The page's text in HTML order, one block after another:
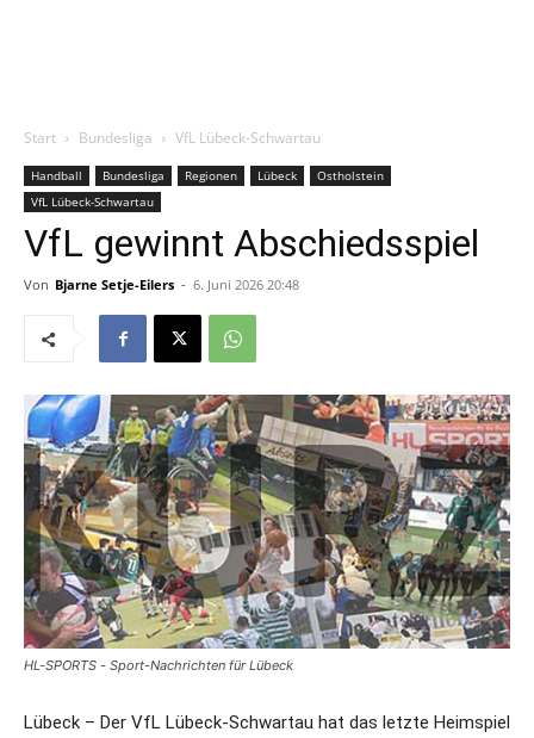
Start Bundesliga VfL Lübeck-Schwartau
Handball Bundesliga Regionen Lübeck
Ostholstein
VfL Lübeck-Schwartau
VfL gewinnt Abschiedsspiel
Von Bjarne Setje-Eilers - 6. Juni 2026 20:48
HL-SPORTS - Sport-Nachrichten für Lübeck
Lübeck – Der VfL Lübeck-Schwartau hat das letzte Heimspiel